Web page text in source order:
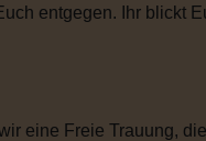
entgegen. Ihr blickt
eine Freie Trauung,